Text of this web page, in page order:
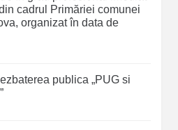
cadrul Primăriei comunei
organizat în data de
publica „PUG si